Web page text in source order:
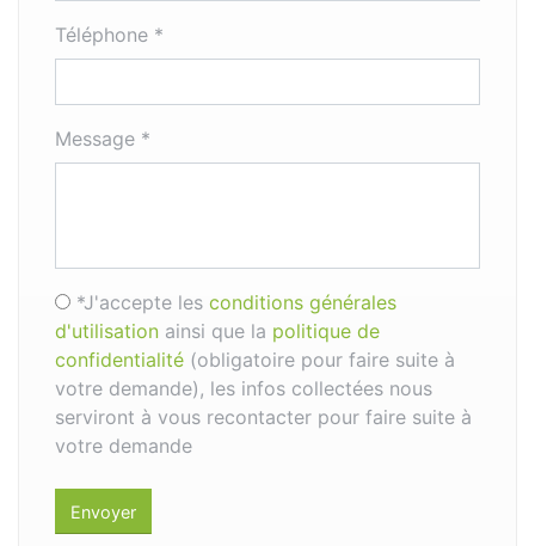
Téléphone *
Message *
*J'accepte les conditions générales
d'utilisation ainsi que la politique de
confidentialité (obligatoire pour faire suite à
votre demande), les infos collectées nous
serviront à vous recontacter pour faire suite à
votre demande